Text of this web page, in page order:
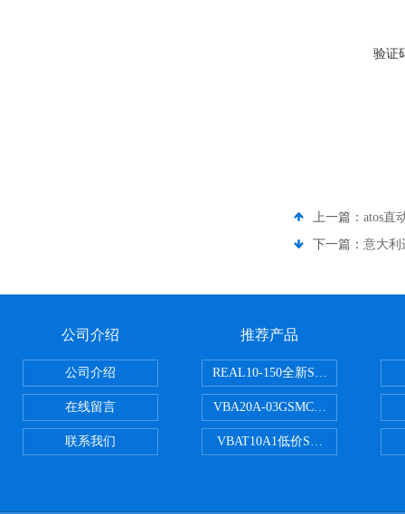
验证
上一篇： atos直
下一篇： 意大利
公司介绍
公司介绍
在线留言
联系我们
推荐产品
REAL10-150全新SMC正弦无杆缸
VBA20A-03GSMC增压阀VBA-
VBAT10A1低价SMC储气罐VBAT